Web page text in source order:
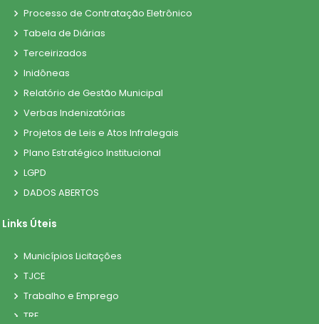
Processo de Contratação Eletrônico
Tabela de Diárias
Terceirizados
Inidôneas
Relatório de Gestão Municipal
Verbas Indenizatórias
Projetos de Leis e Atos Infralegais
Plano Estratégico Institucional
LGPD
DADOS ABERTOS
Links Úteis
Municípios Licitações
TJCE
Trabalho e Emprego
TRE